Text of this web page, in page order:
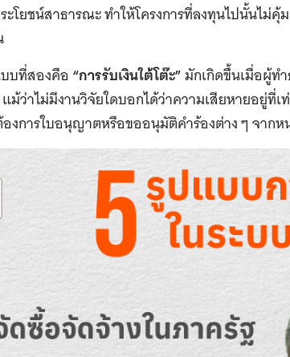
โยชน์สาธารณะ ทำให้โครงการที่ลงทุนไปนั้นไม่คุ้
บที่สองคือ “การรับเงินใต้โต๊ะ”มักเกิดขึ้นเมื่อผู้ท
ว่าไม่มีงานวิจัยใดบอกได้ว่าความเสียหายอยู่ที่
งการใบอนุญาตหรือขออนุมัติคำร้องต่าง ๆ จากห